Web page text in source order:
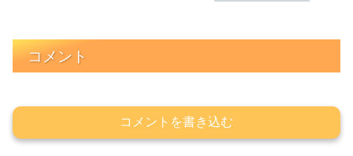
コメント
コメントを書き込む